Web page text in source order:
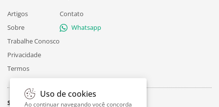
Artigos
Sobre
Trabalhe Conosco
Privacidade
Termos
Contato
Whatsapp
Siga
Uso de cookies
Ao continuar navegando você concorda